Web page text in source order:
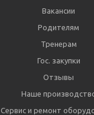
Вакансии
Родителям
Тренерам
Гос. закупки
Отзывы
Наше
Сервис и ремонт